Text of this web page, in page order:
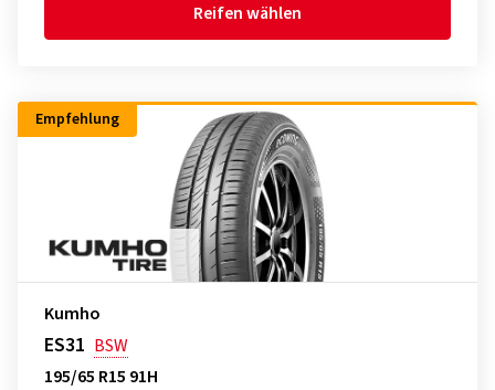
Reifen wählen
Empfehlung
Kumho
ES31 BSW
195/65 R15 91H